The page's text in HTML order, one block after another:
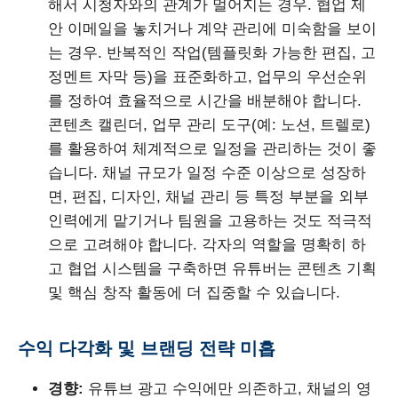
해서 시청자와의 관계가 멀어지는 경우. 협업 제
안 이메일을 놓치거나 계약 관리에 미숙함을 보이
는 경우. 반복적인 작업(템플릿화 가능한 편집, 고
정멘트 자막 등)을 표준화하고, 업무의 우선순위
를 정하여 효율적으로 시간을 배분해야 합니다.
콘텐츠 캘린더, 업무 관리 도구(예: 노션, 트렐로)
를 활용하여 체계적으로 일정을 관리하는 것이 좋
습니다. 채널 규모가 일정 수준 이상으로 성장하
면, 편집, 디자인, 채널 관리 등 특정 부분을 외부
인력에게 맡기거나 팀원을 고용하는 것도 적극적
으로 고려해야 합니다. 각자의 역할을 명확히 하
고 협업 시스템을 구축하면 유튜버는 콘텐츠 기획
및 핵심 창작 활동에 더 집중할 수 있습니다.
수익 다각화 및 브랜딩 전략 미흡
경향: 유튜브 광고 수익에만 의존하고, 채널의 영